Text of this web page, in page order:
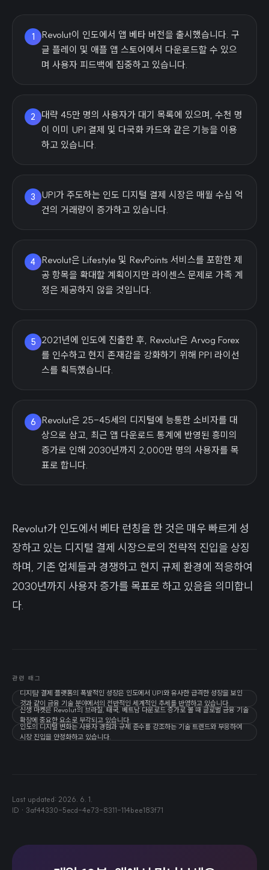
1
Revolut이 인도에서 앱 베타 버전을 출시했습니다. 구
글 플레이 및 애플 앱 스토어에서 다운로드할 수 있으
며 사용자 피드백에 집중하고 있습니다.
2
대략 45만 명의 사용자가 대기 목록에 있으며, 수천 명
이 이미 UPI 결제 및 다국화 카드와 같은 기능을 이용
하고 있습니다.
3
UPI가 주도하는 인도 디지털 결제 시장은 매월 수십 억
건의 거래량이 증가하고 있습니다.
4
Revolut은 Lifestyle 및 RevPoints 서비스를 포함한 제
공 항목을 확대할 계획이지만 라이센스 문제로 가족 계
정은 제공하지 않을 것입니다.
5
2021년에 인도에 진출한 후, Revolut은 Arvog Forex
를 인수하고 현지 존재감을 강화하기 위해 PPI 라이선
스를 획득했습니다.
6
Revolut은 25-45세의 디지털에 능통한 소비자를 대
상으로 삼고, 최근 앱 다운로드 통계에 반영된 흥미의
증가로 인해 2030년까지 2,000만 명의 사용자를 목
표로 합니다.
Revolut가 인도에서 베타 런칭을 한 것은 매우 빠르게 성
장하고 있는 디지털 결제 시장으로의 전략적 진입을 상징
하며, 기존 업체들과 경쟁하고 현지 규제 환경에 적응하여
2030년까지 사용자 증가를 목표로 하고 있음을 의미합니
다.
관련 태그
디지턈 결제 플랫폼의 폭발적인 성장은 인도에서 UPI와 유사한 급격한 성장을 보인
것과 같이 금융 기술 분야에서의 전반적인 세계적인 추세를 반영하고 있습니다.
신생 마켓은 Revolut의 브라질, 태국, 베트남 다운로드 증가로 볼 때 글로벌 금융 기술
확장에 중요한 요소로 부각되고 있습니다.
인도의 디지털 변화는 사용자 경험과 규제 준수를 강조하는 기술 트렌드와 부응하여
시장 진입을 안정화하고 있습니다.
Last updated: 2026. 6. 1.
ID · 3af44330-5ecd-4e73-8311-114bee183f71